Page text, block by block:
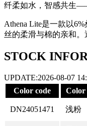
纤柔如水，智感共生
Athena Lite是一款以
丝的柔滑与棉的亲和
STOCK
UPDATE:2026-08-07
Color code
Color
DN24051471 浅粉